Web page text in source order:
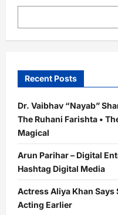
Recent Posts
Dr. Vaibhav “Nayab”
The Ruhani Farishta •
Magical
Arun Parihar – Digital
Hashtag Digital Media
Actress Aliya Khan Says
Acting Earlier